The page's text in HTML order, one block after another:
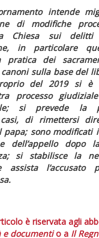
intende
di modifiche
Chiesa sui delitti
in particolare
pratica dei
sulla base del
del 2019 si è
processo
si prevede la
di rimettersi
papa; sono
dell’appello dopo
si stabilisce la
assista l’accusato
è riservata agli
e documentio a Il